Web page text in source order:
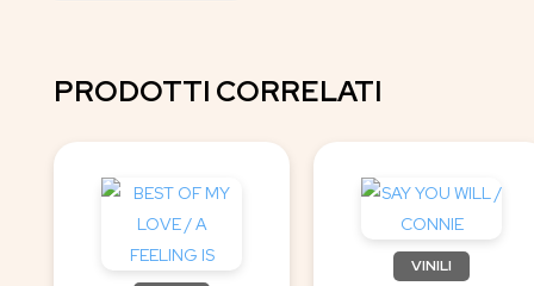
PRODOTTI CORRELATI
VINILI